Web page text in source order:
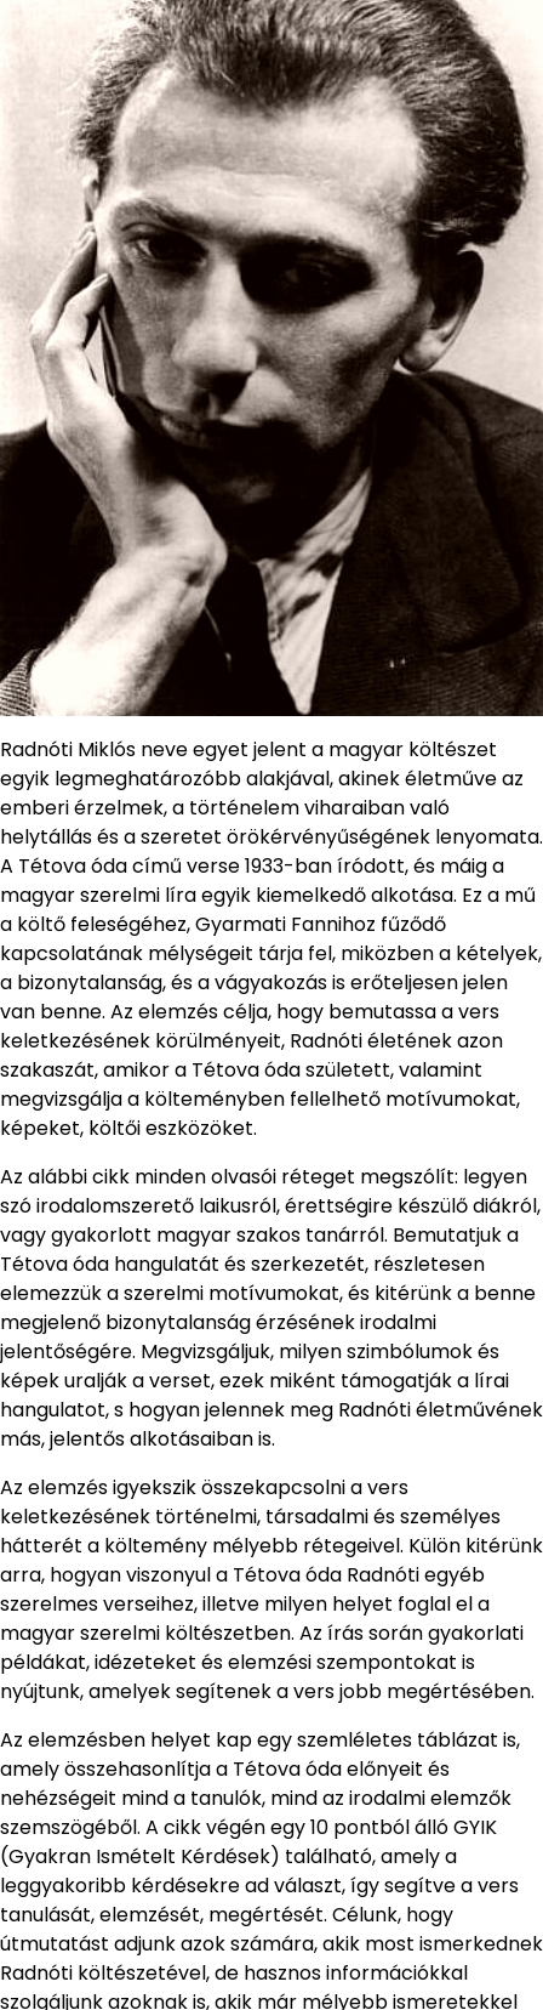
Radnóti Miklós neve egyet jelent a magyar költészet
egyik legmeghatározóbb alakjával, akinek életműve az
emberi érzelmek, a történelem viharaiban való
helytállás és a szeretet örökérvényűségének lenyomata.
A Tétova óda című verse 1933-ban íródott, és máig a
magyar szerelmi líra egyik kiemelkedő alkotása. Ez a mű
a költő feleségéhez, Gyarmati Fannihoz fűződő
kapcsolatának mélységeit tárja fel, miközben a kételyek,
a bizonytalanság, és a vágyakozás is erőteljesen jelen
van benne. Az elemzés célja, hogy bemutassa a vers
keletkezésének körülményeit, Radnóti életének azon
szakaszát, amikor a Tétova óda született, valamint
megvizsgálja a költeményben fellelhető motívumokat,
képeket, költői eszközöket.
Az alábbi cikk minden olvasói réteget megszólít: legyen
szó irodalomszerető laikusról, érettségire készülő diákról,
vagy gyakorlott magyar szakos tanárról. Bemutatjuk a
Tétova óda hangulatát és szerkezetét, részletesen
elemezzük a szerelmi motívumokat, és kitérünk a benne
megjelenő bizonytalanság érzésének irodalmi
jelentőségére. Megvizsgáljuk, milyen szimbólumok és
képek uralják a verset, ezek miként támogatják a lírai
hangulatot, s hogyan jelennek meg Radnóti életművének
más, jelentős alkotásaiban is.
Az elemzés igyekszik összekapcsolni a vers
keletkezésének történelmi, társadalmi és személyes
hátterét a költemény mélyebb rétegeivel. Külön kitérünk
arra, hogyan viszonyul a Tétova óda Radnóti egyéb
szerelmes verseihez, illetve milyen helyet foglal el a
magyar szerelmi költészetben. Az írás során gyakorlati
példákat, idézeteket és elemzési szempontokat is
nyújtunk, amelyek segítenek a vers jobb megértésében.
Az elemzésben helyet kap egy szemléletes táblázat is,
amely összehasonlítja a Tétova óda előnyeit és
nehézségeit mind a tanulók, mind az irodalmi elemzők
szemszögéből. A cikk végén egy 10 pontból álló GYIK
(Gyakran Ismételt Kérdések) található, amely a
leggyakoribb kérdésekre ad választ, így segítve a vers
tanulását, elemzését, megértését. Célunk, hogy
útmutatást adjunk azok számára, akik most ismerkednek
Radnóti költészetével, de hasznos információkkal
szolgáljunk azoknak is, akik már mélyebb ismeretekkel